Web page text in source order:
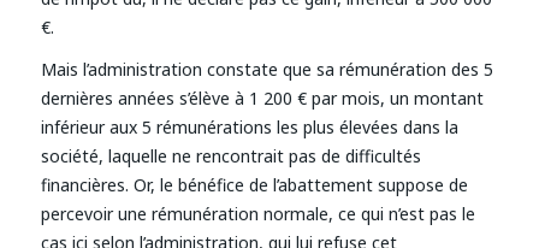
€.
Mais l’administration constate que sa rémunération des 5
dernières années s’élève à 1 200 € par mois, un montant
inférieur aux 5 rémunérations les plus élevées dans la
société, laquelle ne rencontrait pas de difficultés
financières. Or, le bénéfice de l’abattement suppose de
percevoir une rémunération normale, ce qui n’est pas le
cas ici selon l’administration, qui lui refuse cet